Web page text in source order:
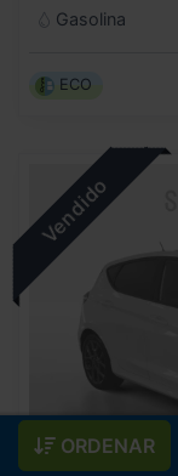
ORDENAR
Gasolina
ECO